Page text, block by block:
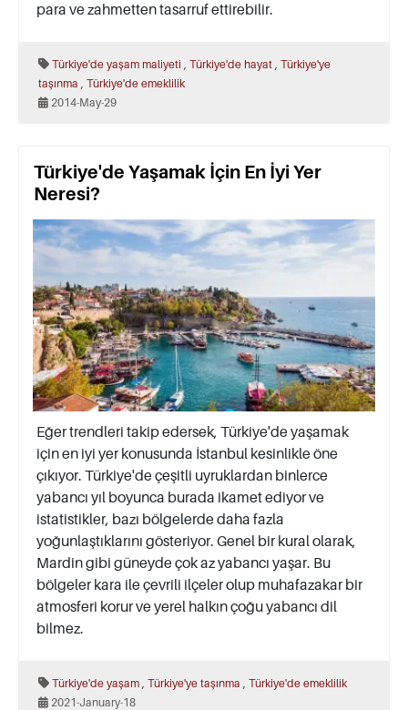
para ve zahmetten tasarruf ettirebilir.
Türkiye'de yaşam maliyeti Türkiye'de hayat Türkiye'ye
taşınma
Türkiye'de emeklilik
2014-May-29
Türkiye'de Yaşamak İçin En İyi Yer
Neresi?
Eğer trendleri takip edersek, Türkiye'de yaşamak
için en iyi yer konusunda İstanbul kesinlikle öne
çıkıyor. Türkiye'de çeşitli uyruklardan binlerce
yabancı yıl boyunca burada ikamet ediyor ve
istatistikler, bazı bölgelerde daha fazla
yoğunlaştıklarını gösteriyor. Genel bir kural olarak,
Mardin gibi güneyde çok az yabancı yaşar. Bu
bölgeler kara ile çevrili ilçeler olup muhafazakar bir
atmosferi korur ve yerel halkın çoğu yabancı dil
bilmez.
Türkiye'de yaşam Türkiye'ye taşınma
Türkiye'de emeklilik
2021-January-18